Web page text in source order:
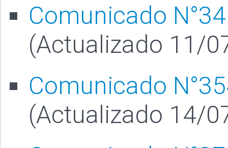
Comunicado
(Actualizado 11/
Comunicado
(Actualizado 14/